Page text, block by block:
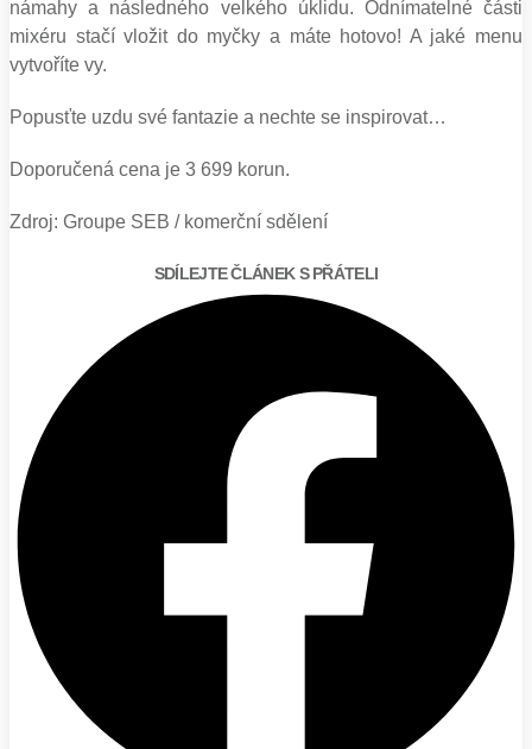
námahy a následného velkého úklidu. Odnímatelné části
mixéru stačí vložit do myčky a máte hotovo! A jaké menu
vytvoříte vy.
Popusťte uzdu své fantazie a nechte se inspirovat…
Doporučená cena je 3 699 korun.
Zdroj: Groupe SEB / komerční sdělení
SDÍLEJTE ČLÁNEK S PŘÁTELI